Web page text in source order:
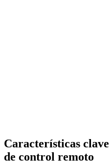
Características
de control remoto